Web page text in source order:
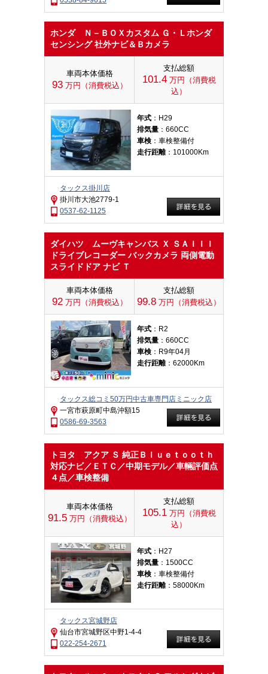
ホンダ Ｎ－ＢＯＸカスタム Ｇ・Ｌホンダ
センシング 社外ナビ＆Ｂカメラ
車両本体価格
93万円（消費税込）
支払総額
101.4万円（消費税
込）
年式 ：H29
排気量 ：660CC
車検 ：車検整備付
走行距離：101000Km
タックス掛川店
掛川市大池2779-1
0537-62-1125
ダイハツ ムーヴキャンバス Ｘ ＳＡＩＩＩ
ドライブレコーダー バックカメラ 両側電動
スライドドア ナビ Ｔ
車両本体価格
92万円（消費税込）
支払総額
99.8 万円（消費税込）
年式 ：R2
排気量 ：660CC
車検 ：R9年04月
走行距離：62000Km
タックス総コミ50万円中古車専門店ミニック店
一宮市萩原町中島沖額15
0586-69-3563
トヨタ アクア Ｓ 純正Ｂｌｕｅｔｏｏｔｈ
対応ナビ／ＥＴＣ／中期モデル／車輛評価点
４点／車検整備
車両本体価格
91.5万円（消費税込）
支払総額
105.1万円（消費税
込）
年式 ：H27
排気量 ：1500CC
車検 ：車検整備付
走行距離：58000Km
タックス宮城野店
仙台市宮城野区中野1-4-4
022-254-2671